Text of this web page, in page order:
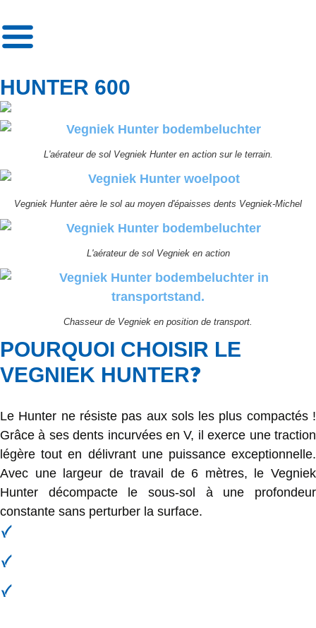
HUNTER 600
L'aérateur de sol Vegniek Hunter en action sur le terrain.
Vegniek Hunter aère le sol au moyen d'épaisses dents Vegniek-Michel
L'aérateur de sol Vegniek en action
Chasseur de Vegniek en position de transport.
POURQUOI CHOISIR LE
VEGNIEK HUNTER?
Le Hunter ne résiste pas aux sols les plus compactés !
Grâce à ses dents incurvées en V, il exerce une traction
légère tout en délivrant une puissance exceptionnelle.
Avec une largeur de travail de 6 mètres, le Vegniek
Hunter décompacte le sous-sol à une profondeur
constante sans perturber la surface.